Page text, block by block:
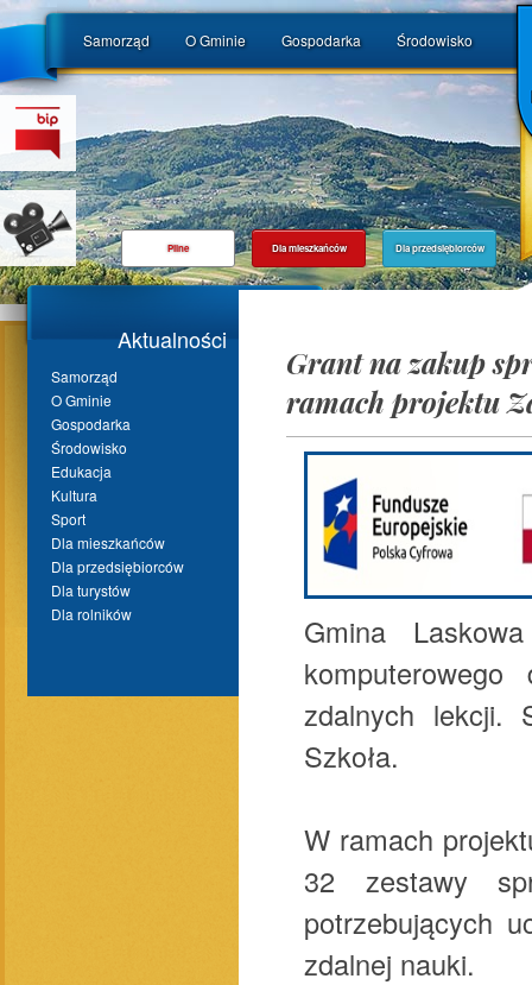
Samorząd O Gminie Gospodarka Środowisko
Pilne Dla mieszkańców Dla przedsiębiorców
Aktualności
Samorząd
O Gminie
Gospodarka
Środowisko
Edukacja
Kultura
Sport
Dla mieszkańców
Dla przedsiębiorców
Dla turystów
Dla rolników
Grant na zakup
ramach projektu
Gmina
zdalnych lekcji.
Szkoła.
W ramach
32 zestawy
potrzebujących
zdalnej nauki.